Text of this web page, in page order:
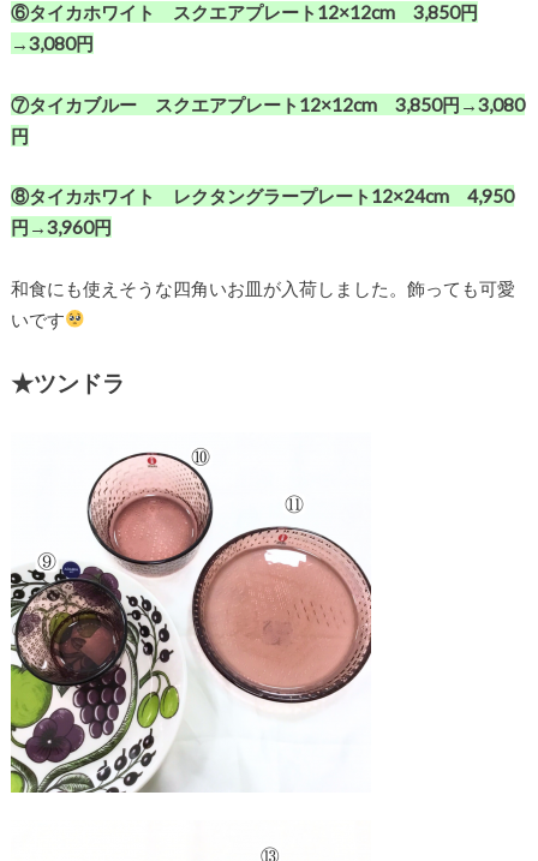
⑥タイカホワイト スクエアプレート12×12cm 3,850円
→3,080円
⑦タイカブルー スクエアプレート12×12cm 3,850円→3,080
円
⑧タイカホワイト レクタングラープレート12×24cm 4,950
円→3,960円
和食にも使えそうな四角いお皿が入荷しました。飾っても可愛
いです
★ツンドラ